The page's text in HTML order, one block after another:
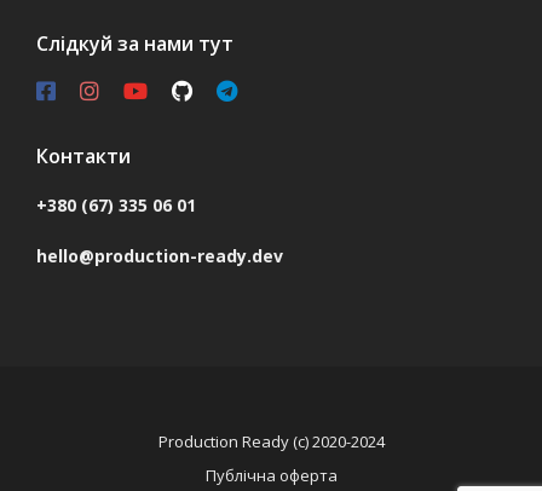
Слідкуй за нами тут
Контакти
+380 (67) 335 06 01
hello@production-ready.dev
Production Ready (c) 2020-2024
Публічна оферта